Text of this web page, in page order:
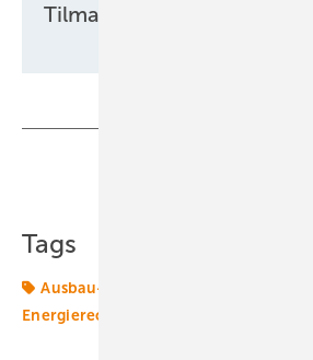
Tilman Weber
Tags
Ausbau-Ziele
Energierecht